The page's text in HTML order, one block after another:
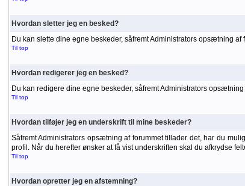
Hvordan sletter jeg en besked?
Du kan slette dine egne beskeder, såfremt Administrators opsætning
Til top
Hvordan redigerer jeg en besked?
Du kan redigere dine egne beskeder, såfremt Administrators
Til top
Hvordan tilføjer jeg en underskrift til mine beskeder?
Såfremt Administrators opsætning af forummet tillader det, har du
profil. Når du herefter ønsker at få vist underskriften skal du afkrydse
Til top
Hvordan opretter jeg en afstemning?